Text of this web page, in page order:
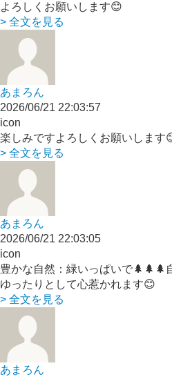
よろしくお願いします😊
> 全文を見る
あまろん
2026/06/21 22:03:57
icon
楽しみですよろしくお願いします
> 全文を見る
あまろん
2026/06/21 22:03:05
icon
豊かな自然：緑いっぱいで🌲🌲🌲
ゆったりとして心惹かれます😊
> 全文を見る
あまろん